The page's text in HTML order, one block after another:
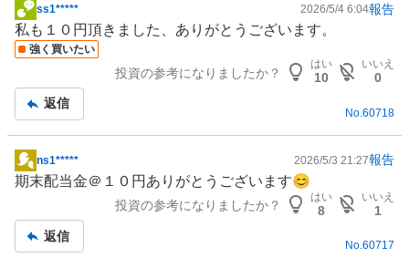
掲
示
板
ss1***** 2026/5/4 6:04報告
私も１０円頂きました、ありがとうございます。
強く買いたい
投資の参考になりましたか？
はい
10
いいえ
0
返信
No. 60718
掲
示
事
ns1***** 2026/5/3 21:27報告
期末配当金＠１０円ありがとうございます😊
投資の参考になりましたか？
はい
8
いいえ
1
返信
No.60717